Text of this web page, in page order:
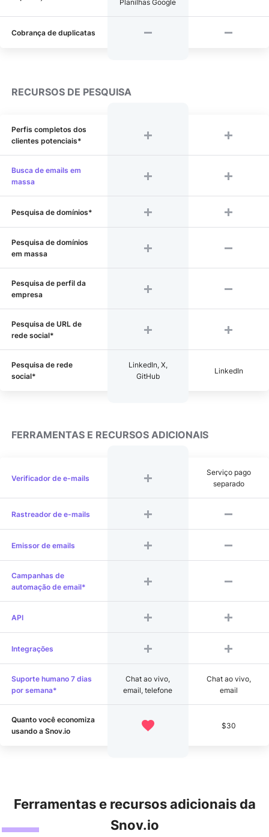
Planilhas Google
Cobrança de duplicatas
RECURSOS DE PESQUISA
Perfis completos dos
clientes potenciais*
Busca de emails em
massa
Pesquisa de domínios*
Pesquisa de domínios
em massa
Pesquisa de perfil da
empresa
Pesquisa de URL de
rede social*
Pesquisa de rede
social*
LinkedIn, X,
GitHub
LinkedIn
FERRAMENTAS E RECURSOS ADICIONAIS
Verificador de e-mails
Serviço pago
separado
Rastreador de e-mails
Emissor de emails
Campanhas de
automação de email*
API
Integrações
Suporte humano 7 dias
por semana*
Chat ao vivo,
email, telefone
Chat ao vivo,
email
Quanto você economiza
usando a Snov.io
$30
Ferramentas e recursos adicionais da
Snov.io